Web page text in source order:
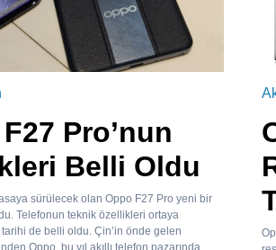
Pro’nun
Belli Oldu
sürülecek olan Oppo F27 Pro yeni bir
Telefonun teknik özellikleri ortaya
tarihi de belli oldu. Çin’in önde gelen
Oppo, bu yıl akıllı telefon pazarında...